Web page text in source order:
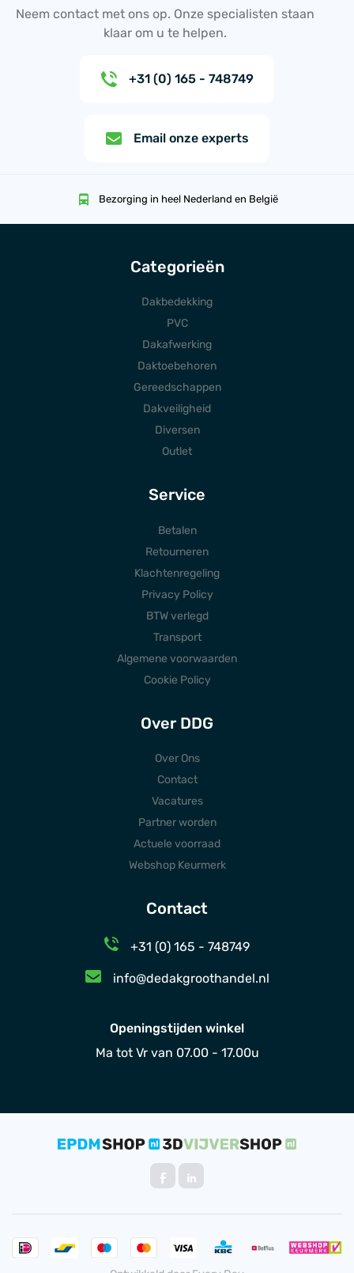
Neem contact met ons op. Onze specialisten staan
klaar om u te helpen.
+31 (0) 165 - 748749
Email onze experts
Bezorging in heel Nederland en België
Categorieën
Dakbedekking
PVC
Dakafwerking
Daktoebehoren
Gereedschappen
Dakveiligheid
Diversen
Outlet
Service
Betalen
Retourneren
Klachtenregeling
Privacy Policy
BTW verlegd
Transport
Algemene voorwaarden
Cookie Policy
Over DDG
Over Ons
Contact
Vacatures
Partner worden
Actuele voorraad
Webshop Keurmerk
Contact
+31 (0) 165 - 748749
info@dedakgroothandel.nl
Openingstijden winkel
Ma tot Vr van 07.00 - 17.00u